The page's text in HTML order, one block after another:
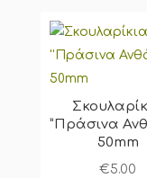
”Πράσινα
50mm
€5.00